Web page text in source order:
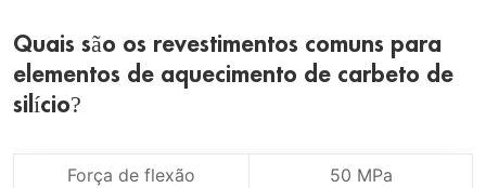
Quais são os revestimentos comuns para
elementos de aquecimento de carbeto de
silício?
Força de flexão
50 MPa